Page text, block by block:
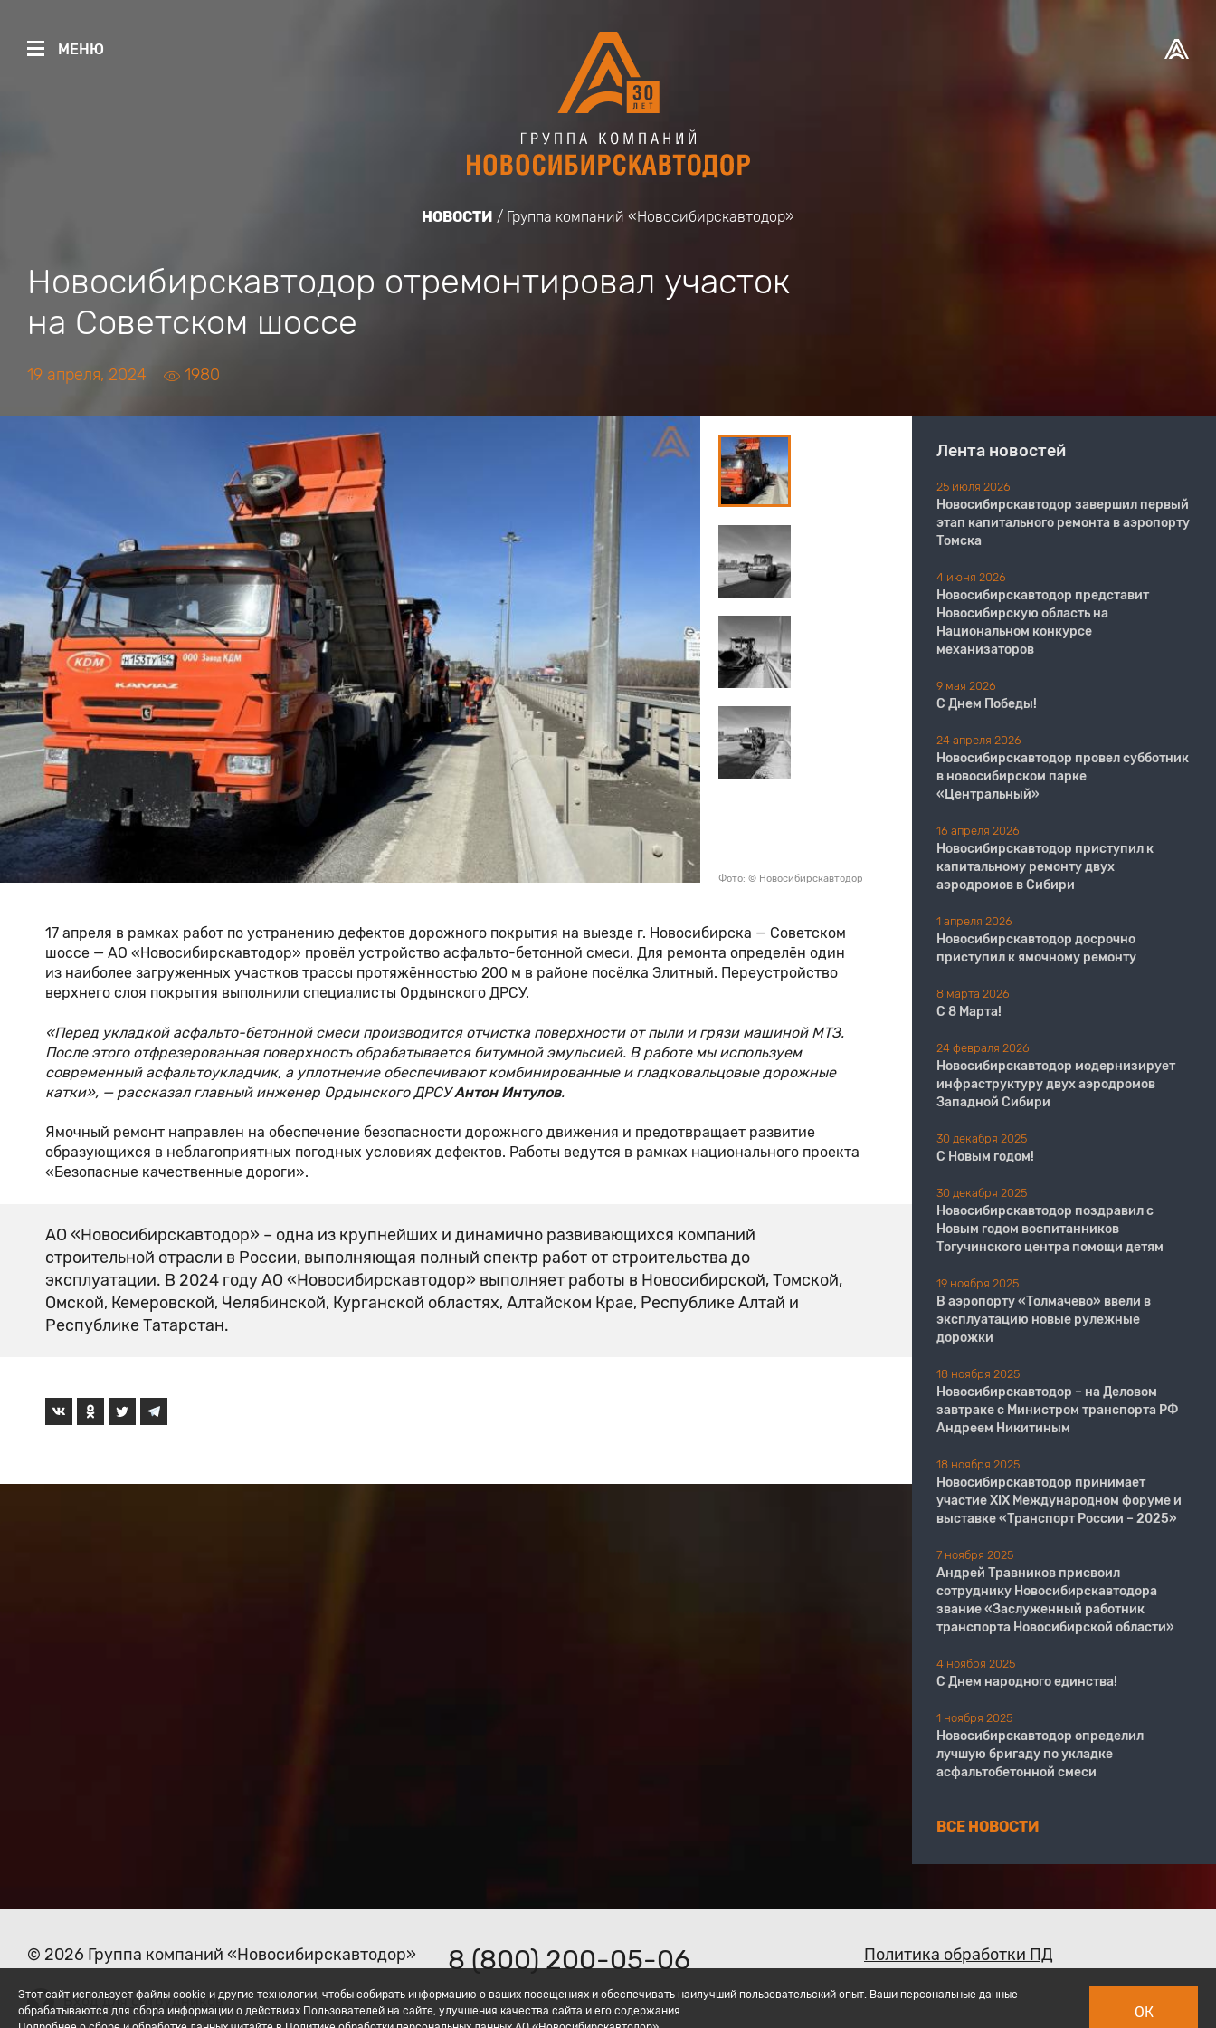
МЕНЮ
НОВОСТИ Группа компаний «Новосибирскавтодор»
Новосибирскавтодор отремонтировал участок
на Советском шоссе
19 апреля, 2024 1980
Фото: © Новосибирскавтодор
17 апреля в рамках работ по устранению дефектов дорожного покрытия на выезде г. Новосибирска — Советском
шоссе — АО «Новосибирскавтодор» провёл устройство асфальто-бетонной смеси. Для ремонта определён один
из наиболее загруженных участков трассы протяжённостью 200 м в районе посёлка Элитный. Переустройство
верхнего слоя покрытия выполнили специалисты Ордынского ДРСУ.
«Перед укладкой асфальто-бетонной смеси производится отчистка поверхности от пыли и грязи машиной МТЗ.
После этого отфрезерованная поверхность обрабатывается битумной эмульсией. В работе мы используем
современный асфальтоукладчик, а уплотнение обеспечивают комбинированные и гладковальцовые дорожные
катки», — рассказал главный инженер Ордынского ДРСУАнтон Интулов.
Ямочный ремонт направлен на обеспечение безопасности дорожного движения и предотвращает развитие
образующихся в неблагоприятных погодных условиях дефектов. Работы ведутся в рамках национального проекта
«Безопасные качественные дороги».
АО «Новосибирскавтодор» – одна из крупнейших и динамично развивающихся компаний
строительной отрасли в России, выполняющая полный спектр работ от строительства до
эксплуатации. В 2024 году АО «Новосибирскавтодор» выполняет работы в Новосибирской, Томской,
Омской, Кемеровской, Челябинской, Курганской областях, Алтайском Крае, Республике Алтай и
Республике Татарстан.
Лента новостей
25 июля 2026
Новосибирскавтодор завершил первый
этап капитального ремонта в аэропорту
Томска
4 июня 2026
Новосибирскавтодор представит
Новосибирскую область на
Национальном конкурсе
механизаторов
9 мая 2026
С Днем Победы!
24 апреля 2026
Новосибирскавтодор провел субботник
в новосибирском парке
«Центральный»
16 апреля 2026
Новосибирскавтодор приступил к
капитальному ремонту двух
аэродромов в Сибири
1 апреля 2026
Новосибирскавтодор досрочно
приступил к ямочному ремонту
8 марта 2026
С 8 Марта!
24 февраля 2026
Новосибирскавтодор модернизирует
инфраструктуру двух аэродромов
Западной Сибири
30 декабря 2025
С Новым годом!
30 декабря 2025
Новосибирскавтодор поздравил с
Новым годом воспитанников
Тогучинского центра помощи детям
19 ноября 2025
В аэропорту «Толмачево» ввели в
эксплуатацию новые рулежные
дорожки
18 ноября 2025
Новосибирскавтодор – на Деловом
завтраке с Министром транспорта РФ
Андреем Никитиным
18 ноября 2025
Новосибирскавтодор принимает
участие XIX Международном форуме и
выставке «Транспорт России – 2025»
7 ноября 2025
Андрей Травников присвоил
сотруднику Новосибирскавтодора
звание «Заслуженный работник
транспорта Новосибирской области»
4 ноября 2025
С Днем народного единства!
1 ноября 2025
Новосибирскавтодор определил
лучшую бригаду по укладке
асфальтобетонной смеси
ВСЕ НОВОСТИ
© 2026 Группа компаний «Новосибирскавтодор» 8 (800) 200-05-06 Политика обработки ПД
Вход для сотрудников
Этот сайт использует файлы cookie и другие технологии, чтобы собирать информацию о ваших посещениях и обеспечивать наилучший пользовательский опыт. Ваши персональные данные
обрабатываются для сбора информации о действиях Пользователей на сайте, улучшения качества сайта и его содержания.
ОК